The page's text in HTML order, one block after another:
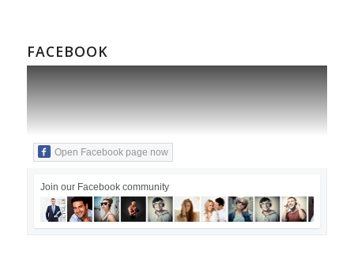
FACEBOOK
Open Facebook page now
Join our Facebook community